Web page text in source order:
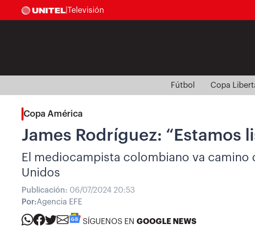
Televisión
Fútbol Copa
Copa América
James Rodríguez: “Estamos
El mediocampista colombiano va
Unidos
Publicación: 06/07/2024 20:53
Por:Agencia EFE
SÍGUENOS EN GOOGLE NEWS